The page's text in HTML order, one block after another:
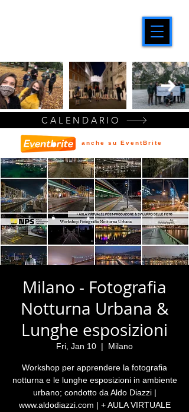
Milano - Fotografia
Notturna Urbana &
Lunghe esposizioni
Fri, Jan 10
  |
Milano
Workshop per apprendere la fotografia
notturna e le lunghe esposizioni in ambiente
urbano; condotto da Aldo Diazzi |
www.aldodiazzi.com | + AULA VIRTUALE
CALENDARIO
anche su EventBrite